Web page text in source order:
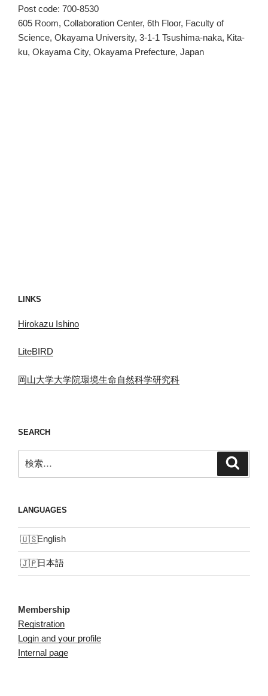
Post code: 700-8530
605 Room, Collaboration Center, 6th Floor, Faculty of
Science, Okayama University, 3-1-1 Tsushima-naka, Kita-
ku, Okayama City, Okayama Prefecture, Japan
LINKS
Hirokazu Ishino
LiteBIRD
岡山大学大学院環境生命自然科学研究科
SEARCH
索:
LANGUAGES
English
日本語
Membership
Registration
Login and your profile
Internal page